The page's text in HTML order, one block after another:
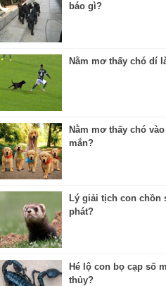
báo gì?
Nằm mơ thấy chó dí
Nằm mơ thấy chó
mắn?
Lý giải tịch con chồn
phát?
Hé lộ con bọ cạp số
thủy?